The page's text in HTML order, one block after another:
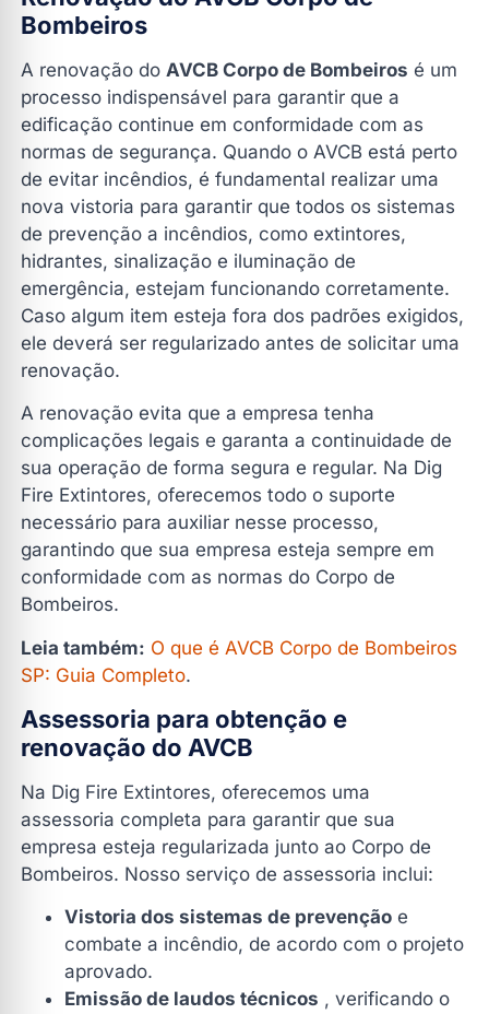
Bombeiros
A renovação do AVCB Corpo de Bombeiros é um
processo indispensável para garantir que a
edificação continue em conformidade com as
normas de segurança. Quando o AVCB está perto
de evitar incêndios, é fundamental realizar uma
nova vistoria para garantir que todos os sistemas
de prevenção a incêndios, como extintores,
hidrantes, sinalização e iluminação de
emergência, estejam funcionando corretamente.
Caso algum item esteja fora dos padrões exigidos,
ele deverá ser regularizado antes de solicitar uma
renovação.
A renovação evita que a empresa tenha
complicações legais e garanta a continuidade de
sua operação de forma segura e regular. Na Dig
Fire Extintores, oferecemos todo o suporte
necessário para auxiliar nesse processo,
garantindo que sua empresa esteja sempre em
conformidade com as normas do Corpo de
Bombeiros.
Leia também: O que é AVCB Corpo de Bombeiros
SP: Guia Completo.
Assessoria para obtenção e
renovação do AVCB
Na Dig Fire Extintores, oferecemos uma
assessoria completa para garantir que sua
empresa esteja regularizada junto ao Corpo de
Bombeiros. Nosso serviço de assessoria inclui:
Vistoria dos sistemas de prevenção e
combate a incêndio, de acordo com o projeto
aprovado.
Emissão de laudos técnicos , verificando o